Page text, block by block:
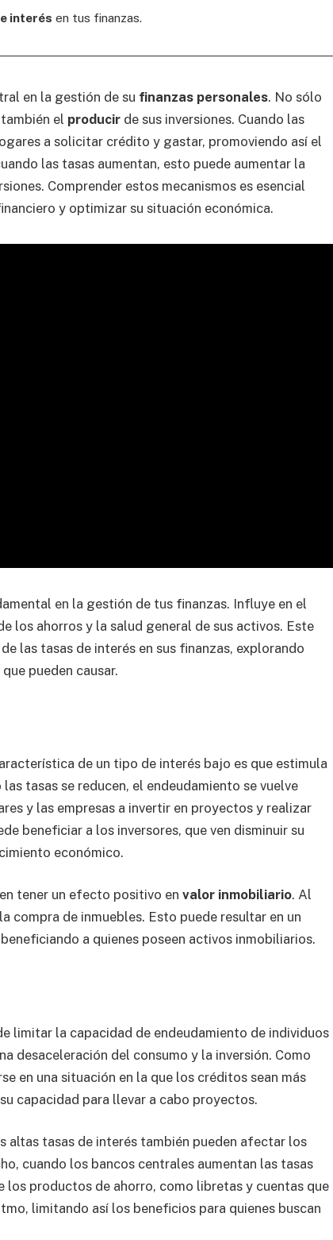
interés en tus finanzas.
en la gestión de su finanzas personales. No sólo
el producir de sus inversiones. Cuando las
a solicitar crédito y gastar, promoviendo así el
las tasas aumentan, esto puede aumentar la
Comprender estos mecanismos es esencial
y optimizar su situación económica.
en la gestión de tus finanzas. Influye en el
los ahorros y la salud general de sus activos. Este
las tasas de interés en sus finanzas, explorando
pueden causar.
de un tipo de interés bajo es que estimula
tasas se reducen, el endeudamiento se vuelve
y las empresas a invertir en proyectos y realizar
beneficiar a los inversores, que ven disminuir su
económico.
tener un efecto positivo en valor inmobiliario. Al
compra de inmuebles. Esto puede resultar en un
a quienes poseen activos inmobiliarios.
limitar la capacidad de endeudamiento de individuos
desaceleración del consumo y la inversión. Como
en una situación en la que los créditos sean más
capacidad para llevar a cabo proyectos.
altas tasas de interés también pueden afectar los
cuando los bancos centrales aumentan las tasas
los productos de ahorro, como libretas y cuentas que
limitando así los beneficios para quienes buscan